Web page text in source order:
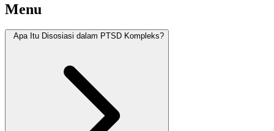
Menu
Apa Itu Disosiasi dalam PTSD Kompleks?